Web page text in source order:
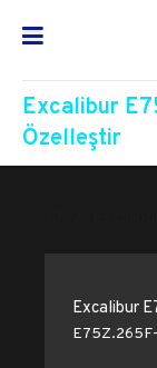
Excalibur
Özelleştir
Excalibur